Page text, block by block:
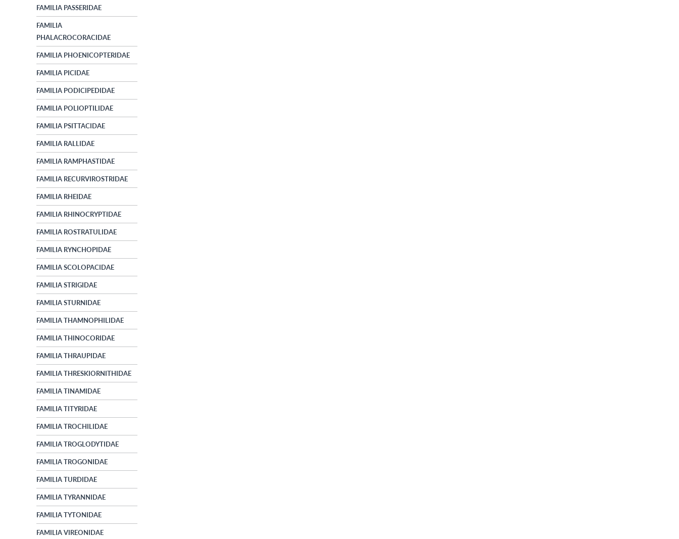
FAMILIA PASSERIDAE
FAMILIA
PHALACROCORACIDAE
FAMILIA PHOENICOPTERIDAE
FAMILIA PICIDAE
FAMILIA PODICIPEDIDAE
FAMILIA POLIOPTILIDAE
FAMILIA PSITTACIDAE
FAMILIA RALLIDAE
FAMILIA RAMPHASTIDAE
FAMILIA RECURVIROSTRIDAE
FAMILIA RHEIDAE
FAMILIA RHINOCRYPTIDAE
FAMILIA ROSTRATULIDAE
FAMILIA RYNCHOPIDAE
FAMILIA SCOLOPACIDAE
FAMILIA STRIGIDAE
FAMILIA STURNIDAE
FAMILIA THAMNOPHILIDAE
FAMILIA THINOCORIDAE
FAMILIA THRAUPIDAE
FAMILIA THRESKIORNITHIDAE
FAMILIA TINAMIDAE
FAMILIA TITYRIDAE
FAMILIA TROCHILIDAE
FAMILIA TROGLODYTIDAE
FAMILIA TROGONIDAE
FAMILIA TURDIDAE
FAMILIA TYRANNIDAE
FAMILIA TYTONIDAE
FAMILIA VIREONIDAE